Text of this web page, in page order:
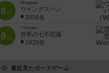
8位
Wingspan
ウイングスパン
2006名
9位
7 Wonders
世界の七不思議
1920名
最近見たボードゲーム